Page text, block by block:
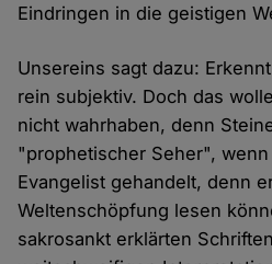
Eindringen in die geistigen
Unsereins sagt dazu:
rein subjektiv. Doch das
nicht wahrhaben, denn
"prophetischer Seher",
Evangelist gehandelt, denn
Weltenschöpfung lesen
sakrosankt erklärten